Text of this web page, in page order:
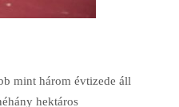
mint három évtizede áll
hektáros